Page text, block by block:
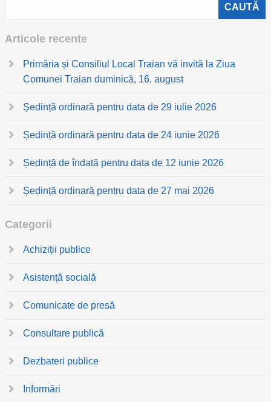
Articole recente
Primăria și Consiliul Local Traian vă invită la Ziua
Comunei Traian duminică, 16, august
Ședință ordinară pentru data de 29 iulie 2026
Ședință ordinară pentru data de 24 iunie 2026
Ședință de îndată pentru data de 12 iunie 2026
Ședință ordinară pentru data de 27 mai 2026
Categorii
Achiziții publice
Asistență socială
Comunicate de presă
Consultare publică
Dezbateri publice
Informări